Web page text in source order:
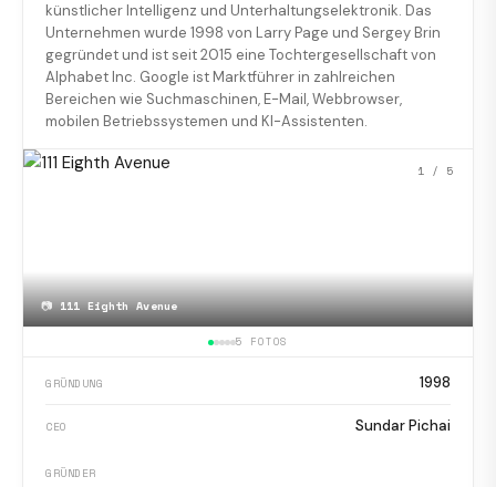
künstlicher Intelligenz und Unterhaltungselektronik. Das
Unternehmen wurde 1998 von Larry Page und Sergey Brin
gegründet und ist seit 2015 eine Tochtergesellschaft von
Alphabet Inc. Google ist Marktführer in zahlreichen
Bereichen wie Suchmaschinen, E-Mail, Webbrowser,
mobilen Betriebssystemen und KI-Assistenten.
📷111 Eighth Avenue
1 / 5
5 FOTOS
GRÜNDUNG 1998
CEO Sundar Pichai
GRÜNDER